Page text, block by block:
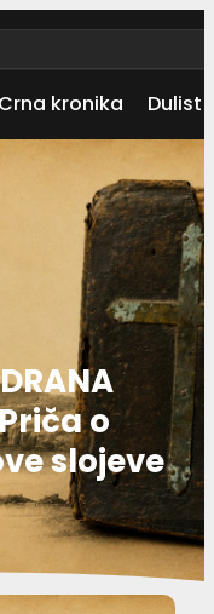
Crna kronika Dulist
o
slojeve